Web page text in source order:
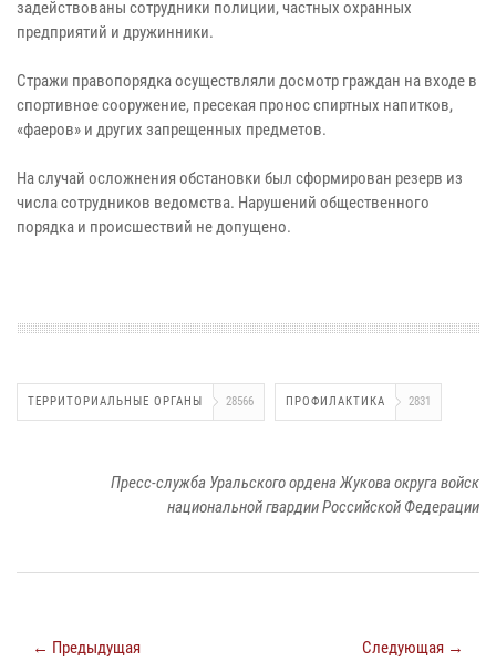
задействованы сотрудники полиции, частных охранных
предприятий и дружинники.
Стражи правопорядка осуществляли досмотр граждан на входе в
спортивное сооружение, пресекая пронос спиртных напитков,
«фаеров» и других запрещенных предметов.
На случай осложнения обстановки был сформирован резерв из
числа сотрудников ведомства. Нарушений общественного
порядка и происшествий не допущено.
ТЕРРИТОРИАЛЬНЫЕ ОРГАНЫ 28566 ПРОФИЛАКТИКА 2831
Пресс-служба Уральского ордена Жукова округа войск
национальной гвардии Российской Федерации
← Предыдущая Следующая →